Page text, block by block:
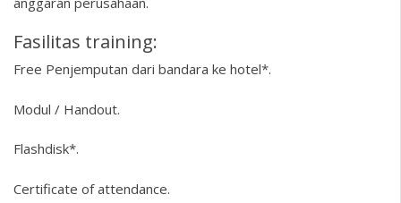
Fasilitas training:
Free Penjemputan dari bandara ke hotel*.
Modul / Handout.
Flashdisk*.
Certificate of attendance.